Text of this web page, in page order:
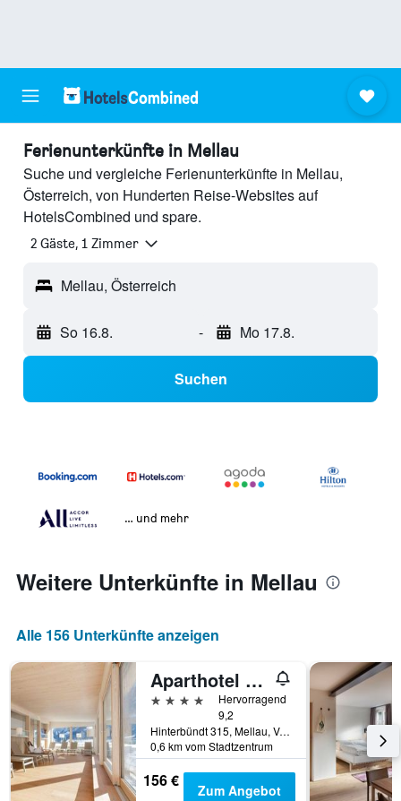
Ferienunterkünfte in Mellau
Suche und vergleiche Ferienunterkünfte in Mellau,
Österreich, von Hunderten Reise-Websites auf
HotelsCombined und spare.
2 Gäste, 1 Zimmer
Mellau, Österreich
So 16.8. - Mo 17.8.
Suchen
… und mehr
Weitere Unterkünfte in Mellau
Alle 156 Unterkünfte anzeigen
Aparthotel Hubertus Mellau
4 Sterne
Hervorragend
9,2
Hinterbündt 315, Mellau, Vorarlberg, Österreich
0,6 km vom Stadtzentrum
156 € Zum Angebot